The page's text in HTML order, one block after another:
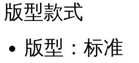
版型款式
版型：标准